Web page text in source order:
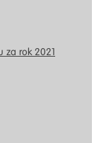
za rok 2021